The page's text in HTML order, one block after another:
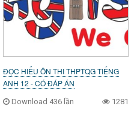
ĐỌC HIỂU ÔN THI THPTQG TIẾNG
ANH 12 - CÓ ĐÁP ÁN
Download 436 lần 1281